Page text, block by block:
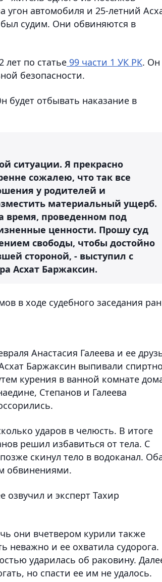
угон автомобиля и 25-летний
судим. Они обвиняются в
по статье 99 части 1 УК РК. Он
безопасности.
будет отбывать наказание в
ситуации. Я прекрасно
сожалею, что так все
у родителей и
материальный ущерб.
время, проведенном под
ценности. Прошу суд
свободы, чтобы достойно
стороной, - выступил с
Асхат Баржаксин.
в ходе судебного заседания
Анастасия Галеева и ее
Баржаксин выпивали
курения в ванной комнате
Степанов и Галеева
ударов в челюсть. В итоге
решил избавиться от тела. С
скинул тело в водоканал.
обвинениями.
озвучил и эксперт Тахир
они вчетвером курили также
неважно и ее охватила судорога.
ударилась об раковину.
но спасти ее им не удалось.